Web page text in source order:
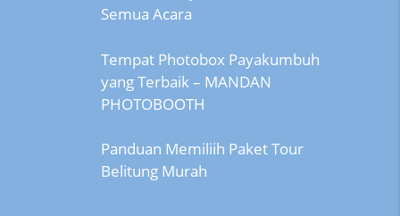
Semua Acara
Tempat Photobox Payakumbuh
yang Terbaik – MANDAN
PHOTOBOOTH
Panduan Memiliih Paket Tour
Belitung Murah